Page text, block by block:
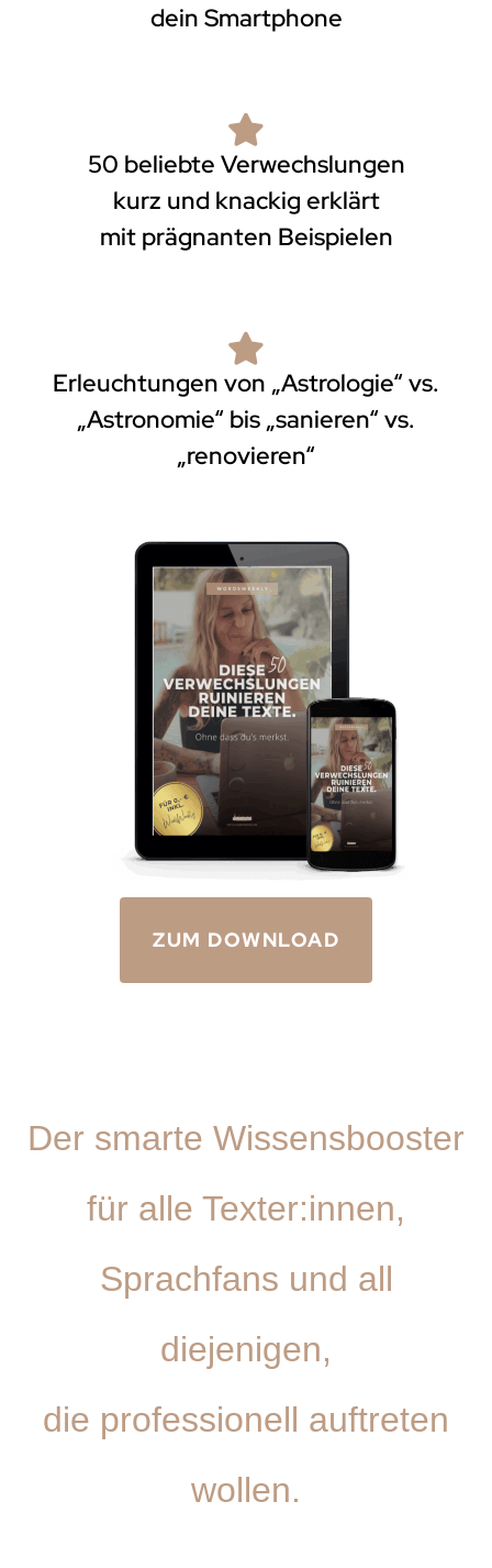
dein Smartphone
50 beliebte Verwechslungen
kurz und knackig erklärt
mit prägnanten Beispielen
Erleuchtungen von „Astrologie“ vs.
„Astronomie“ bis „sanieren“ vs.
„renovieren“
ZUM DOWNLOAD
Der smarte Wissensbooster
für alle Texter:innen,
Sprachfans und all
diejenigen,
die professionell auftreten
wollen.